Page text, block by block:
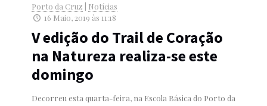
Porto da Cruz
Notícias
16 Maio, 2019 às 11:18
V edição do Trail de Coração
na Natureza realiza-se este
domingo
Decorreu esta quarta-feira, na Escola Básica do Porto da